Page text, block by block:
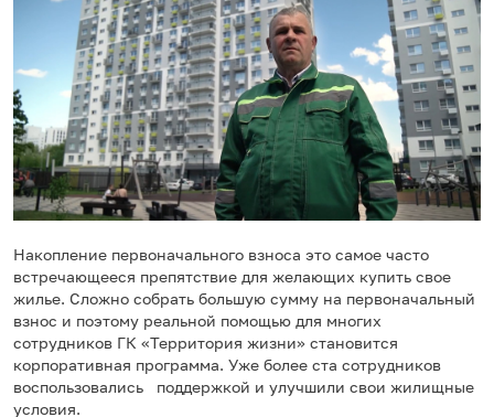
Накопление первоначального взноса это самое часто
встречающееся препятствие для желающих купить свое
жилье. Сложно собрать большую сумму на первоначальный
взнос и поэтому реальной помощью для многих
сотрудников ГК «Территория жизни» становится
корпоративная программа. Уже более ста сотрудников
воспользовались поддержкой и улучшили свои жилищные
условия.